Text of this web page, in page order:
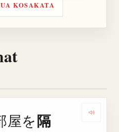
KOSAKATA
屋を隔